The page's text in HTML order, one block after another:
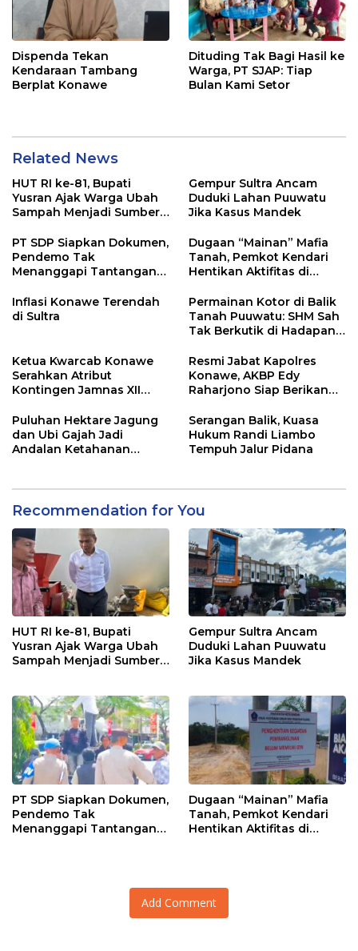
Dispenda Tekan
Kendaraan Tambang
Berplat Konawe
Dituding Tak Bagi Hasil ke
Warga, PT SJAP: Tiap
Bulan Kami Setor
Related News
HUT RI ke-81, Bupati
Yusran Ajak Warga Ubah
Sampah Menjadi Sumber
Gempur Sultra Ancam
Duduki Lahan Puuwatu
Jika Kasus Mandek
PT SDP Siapkan Dokumen,
Pendemo Tak
Menanggapi Tantangan
Dugaan “Mainan” Mafia
Tanah, Pemkot Kendari
Hentikan Aktifitas di
Inflasi Konawe Terendah
di Sultra
Permainan Kotor di Balik
Tanah Puuwatu: SHM Sah
Tak Berkutik di Hadapan
Ketua Kwarcab Konawe
Serahkan Atribut
Kontingen Jamnas XII
Resmi Jabat Kapolres
Konawe, AKBP Edy
Raharjono Siap Berikan
Puluhan Hektare Jagung
dan Ubi Gajah Jadi
Andalan Ketahanan
Serangan Balik, Kuasa
Hukum Randi Liambo
Tempuh Jalur Pidana
Recommendation for You
HUT RI ke-81, Bupati
Yusran Ajak Warga Ubah
Sampah Menjadi Sumber
Gempur Sultra Ancam
Duduki Lahan Puuwatu
Jika Kasus Mandek
PT SDP Siapkan Dokumen,
Pendemo Tak
Menanggapi Tantangan
Dugaan “Mainan” Mafia
Tanah, Pemkot Kendari
Hentikan Aktifitas di
Add Comment